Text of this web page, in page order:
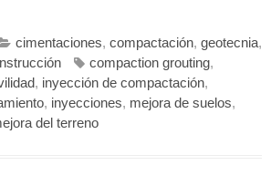
cimentaciones, compactación, geotecnia,
compaction grouting,
, inyección de compactación,
, inyecciones, mejora de suelos,
del terreno